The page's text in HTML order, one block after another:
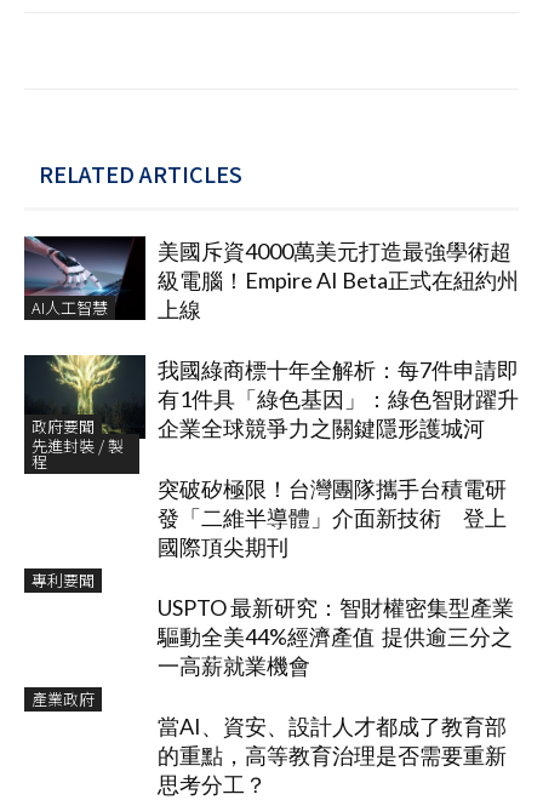
RELATED ARTICLES
AI人工智慧
美國斥資4000萬美元打造最強學術超
級電腦！Empire AI Beta正式在紐約州
上線
政府要聞
我國綠商標十年全解析：每7件申請即
有1件具「綠色基因」：綠色智財躍升
企業全球競爭力之關鍵隱形護城河
先進封裝 / 製
程
突破矽極限！台灣團隊攜手台積電研
發「二維半導體」介面新技術 登上
國際頂尖期刊
專利要聞
USPTO 最新研究：智財權密集型產業
驅動全美44%經濟產值 提供逾三分之
一高薪就業機會
產業政府
當AI、資安、設計人才都成了教育部
的重點，高等教育治理是否需要重新
思考分工？